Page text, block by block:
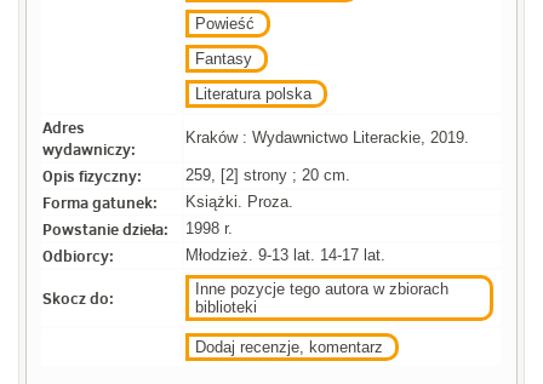
Powieść
Fantasy
Literatura polska
Adres
wydawniczy:
Kraków : Wydawnictwo Literackie, 2019.
Opis fizyczny: 259, [2] strony ; 20 cm.
Forma gatunek: Książki. Proza.
Powstanie dzieła: 1998 r.
Odbiorcy: Młodzież. 9-13 lat. 14-17 lat.
Skocz do:
Inne pozycje tego autora w zbiorach
biblioteki
Dodaj recenzje, komentarz